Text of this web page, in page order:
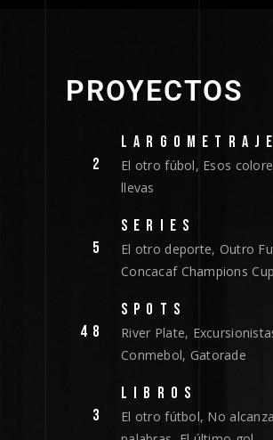
PROYECTOS
2
El otro fúbol, Esos
llevas
5
SERIES
El otro deporte, Outro
Concacaf Champions Cup
48
SPOTS
River Plate,
Conmebol, Gatorade
3
LIBROS
El otro fútbol, No